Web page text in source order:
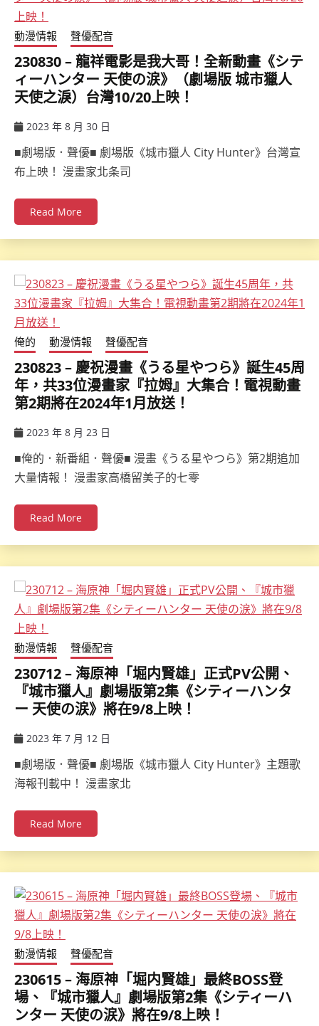
動漫情報 聲優配音
230830 – 龍祥電影是我大哥！全新動畫《シテ
ィーハンター 天使の涙》（劇場版 城市獵人
天使之淚）台灣10/20上映！
2023 年 8 月 30 日
■劇場版．聲優■ 劇場版《城市獵人 City Hunter》台灣宣
布上映！ 漫畫家北条司
Read More
俺的 動漫情報 聲優配音
230823 – 慶祝漫畫《うる星やつら》誕生45周
年，共33位漫畫家『拉姆』大集合！電視動畫
第2期將在2024年1月放送！
2023 年 8 月 23 日
■俺的．新番組．聲優■ 漫畫《うる星やつら》第2期追加
大量情報！ 漫畫家高橋留美子的七零
Read More
動漫情報 聲優配音
230712 – 海原神「堀内賢雄」正式PV公開、
『城市獵人』劇場版第2集《シティーハンタ
ー 天使の涙》將在9/8上映！
2023 年 7 月 12 日
■劇場版．聲優■ 劇場版《城市獵人 City Hunter》主題歌
海報刊載中！ 漫畫家北
Read More
動漫情報 聲優配音
230615 – 海原神「堀内賢雄」最終BOSS登
場、『城市獵人』劇場版第2集《シティーハ
ンター 天使の涙》將在9/8上映！